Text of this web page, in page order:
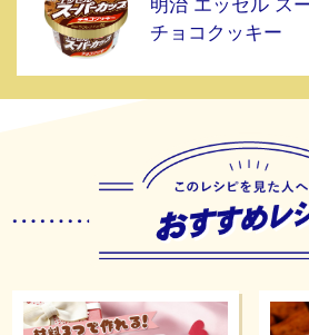
明治 エッセル ス
チョコクッキー